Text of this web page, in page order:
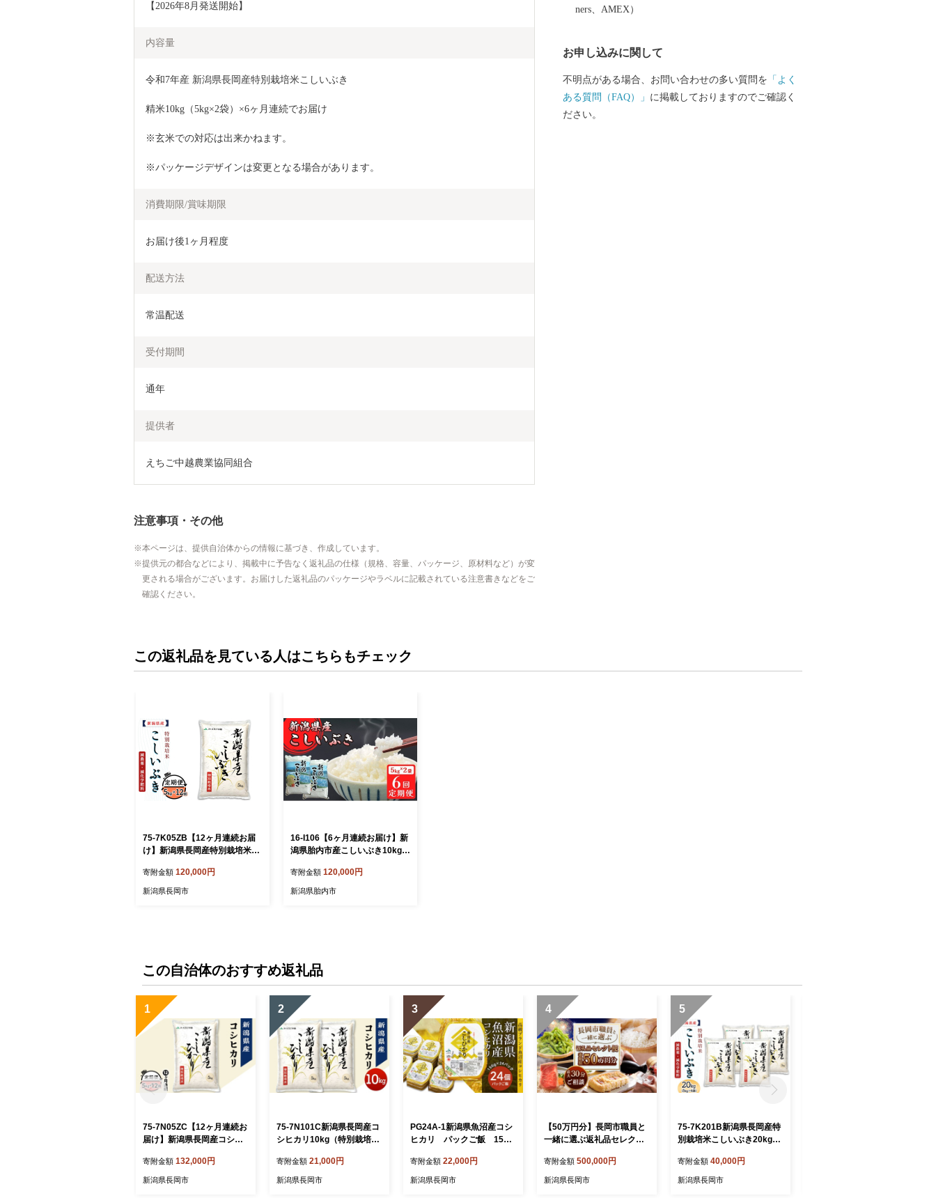
【2026年8月発送開始】
内容量
令和7年産 新潟県長岡産特別栽培米こしいぶき
精米10kg（5kg×2袋）×6ヶ月連続でお届け
※玄米での対応は出来かねます。
※パッケージデザインは変更となる場合があります。
消費期限/賞味期限
お届け後1ヶ月程度
配送方法
常温配送
受付期間
通年
提供者
えちご中越農業協同組合
注意事項・その他
本ページは、提供自治体からの情報に基づき、作成しています。
提供元の都合などにより、掲載中に予告なく返礼品の仕様（規格、容量、パッケージ、原材料など）が変
更される場合がございます。お届けした返礼品のパッケージやラベルに記載されている注意書きなどをご
確認ください。
ners、AMEX）
お申し込みに関して
不明点がある場合、お問い合わせの多い質問を 「よく
ある質問（FAQ）」 に掲載しておりますのでご確認く
ださい。
この返礼品を見ている人はこちらもチェック
75-7K05ZB【12ヶ月連続お届
け】新潟県長岡産特別栽培米こ
開始】
寄附金額 120,000円
新潟県長岡市
16-I106【6ヶ月連続お届け】新
潟県胎内市産こしいぶき10kg
寄附金額 120,000円
新潟県胎内市
この自治体のおすすめ返礼品
1
75-7N05ZC【12ヶ月連続お
届け】新潟県長岡産コシヒ
026年8月下旬発送開始】
寄附金額 132,000円
新潟県長岡市
2
75-7N101C新潟県長岡産コ
シヒカリ10kg（特別栽培
送】
寄附金額 21,000円
新潟県長岡市
3
PG24A-1新潟県魚沼産コシ
ヒカリ パックご飯 150g
寄附金額 22,000円
新潟県長岡市
4
【50万円分】長岡市職員と
一緒に選ぶ返礼品セレクト
寄附金額 500,000円
新潟県長岡市
5
75-7K201B新潟県長岡産特
別栽培米こしいぶき20kg
発送】
寄附金額 40,000円
新潟県長岡市